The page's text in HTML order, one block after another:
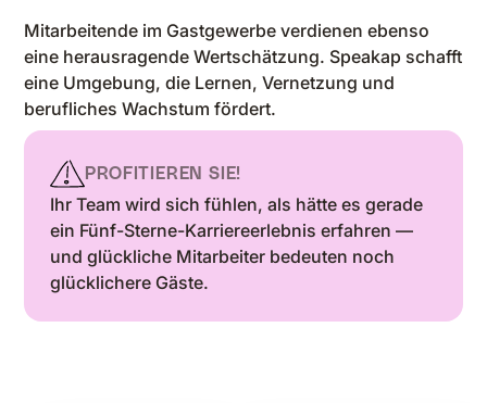
Mitarbeitende im Gastgewerbe verdienen ebenso
eine herausragende Wertschätzung. Speakap schafft
eine Umgebung, die Lernen, Vernetzung und
berufliches Wachstum fördert.
PROFITIEREN SIE!
Ihr Team wird sich fühlen, als hätte es gerade
ein Fünf-Sterne-Karriereerlebnis erfahren —
und glückliche Mitarbeiter bedeuten noch
glücklichere Gäste.